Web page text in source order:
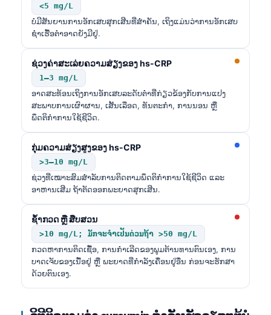
<5 mg/L
ບໍ່ມີສັນຍານການອັກເສບສຸກເສີນທີ່ສຳຄັນ, ເຖິງແມ່ນວ່າການອັກເສບ
ຊຳເຮື້ອຕ່ຳອາດຍັງມີຢູ່.
ຊ່ວງຄ່າສະເລ່ຍຄວາມສ່ຽງຂອງ hs-CRP
1–3 mg/L
ອາດສະທ້ອນເຖິງການອັກເສບລະດັບຕໍ່າທີ່ກ່ຽວຂ້ອງກັບການແປງ
ສະພາບການເຜົາຜານ, ເສັ້ນເລືອດ, ທັນຕະກຳ, ການນອນ ຫຼື
ພຶດຕິກຳການໃຊ້ຊີວິດ.
ກຸ່ມຄວາມສ່ຽງສູງຂອງ hs-CRP
>3–10 mg/L
ຊ່ວງທີ່ເໝາະສົມສຳລັບການຕິດຕາມພຶດຕິກຳການໃຊ້ຊີວິດ ແລະ
ອາຫານເສີມ ຖ້າຕັດອອກພະຍາດສຸກເສີນ.
ຊ້ຳກວດ ຫຼື ສືບສວນ
>10 mg/L; ມັກຈະຈຳເປັນດ່ວນຖ້າ >50 mg/L
ກວດຫາການຕິດເຊື້ອ, ການກຳເລີດຂອງພູມຕ້ານທານຕົນເອງ, ການ
ບາດເຈັບຂອງເນື້ອຢູ່ ຫຼື ພະຍາດທີ່ກຳລັງເຄື່ອນຢູ່ອື່ນ ກ່ອນຈະຮັກສາ
ດ້ວຍຕົນເອງ.